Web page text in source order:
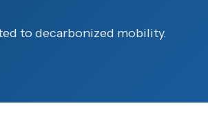
to decarbonized mobility.